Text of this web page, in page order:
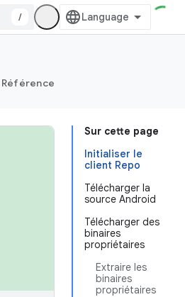
/
Référence
Sur cette page
Initialiser le
client Repo
Télécharger la
source Android
Télécharger des
binaires
propriétaires
Extraire les
binaires
propriétaires